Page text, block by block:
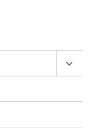
menu